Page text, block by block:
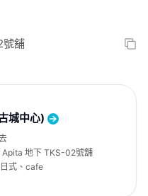
號舖
城中心)
Apita 地下 TKS-02號舖
式、cafe